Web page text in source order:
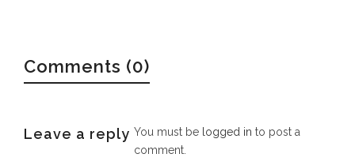
Comments (0)
Leave a reply You must be logged in to post a
comment.